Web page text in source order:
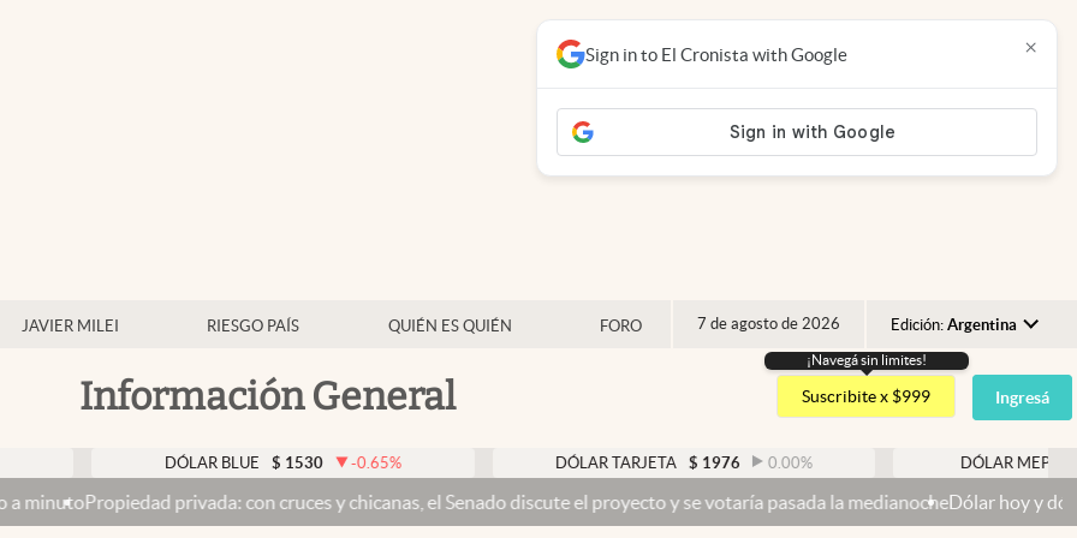
JAVIER MILEI RIESGO PAÍS QUIÉN ES QUIÉN FORO 7 de agosto de 2026 Edición: Argentina
Argentina
España
USA
Información General
¡Navegá sin limites!
Suscribite x $999 Ingresá
DÓLAR BLUE $ 1530 -0.65% DÓLAR TARJETA $ 1976 0.00% DÓLAR MEP $ 1521,52
privada: con cruces y chicanas, el Senado discute el proyecto y se votaría pasada la medianocheDólar hoy y dólar blue hoy:
Sign in to El Cronista with Google ×